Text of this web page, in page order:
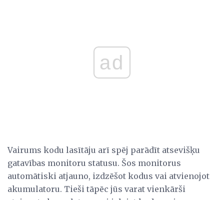
ad
Vairums kodu lasītāju arī spēj parādīt atsevišķu
gatavības monitoru statusu. Šos monitorus
automātiski atjauno, izdzēšot kodus vai atvienojot
akumulatoru. Tieši tāpēc jūs varat vienkārši